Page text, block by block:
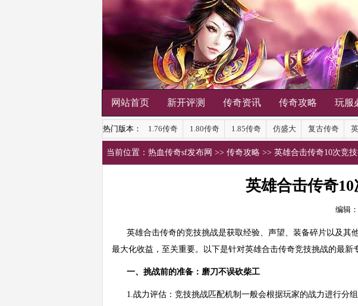
网站首页 新开评测 传奇资讯 传奇攻略 玩服
热门版本： 1.76传奇 1.80传奇 1.85传奇 仿盛大 复古传奇
当前位置： 热血传奇sf发布网 >> 传奇攻略 >> 英雄合击传奇10次竞
英雄合击传奇
编辑
英雄合击传奇的竞技挑战是获取经验、声望、装备碎片以及其
最大化收益，至关重要。以下是针对英雄合击传奇竞技挑战的最新
一、挑战前的准备：磨刀不误砍柴工
1.战力评估：竞技挑战匹配机制一般会根据玩家的战力进行分